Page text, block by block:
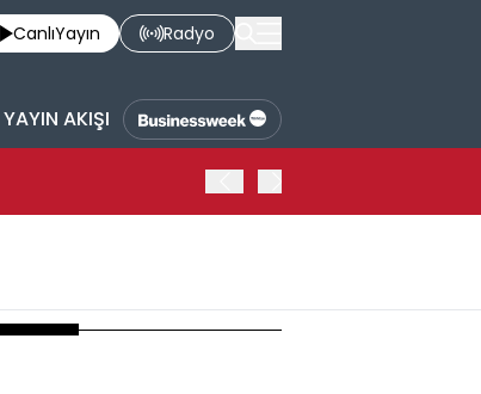
CanlıYayın Radyo
YAYIN AKIŞI